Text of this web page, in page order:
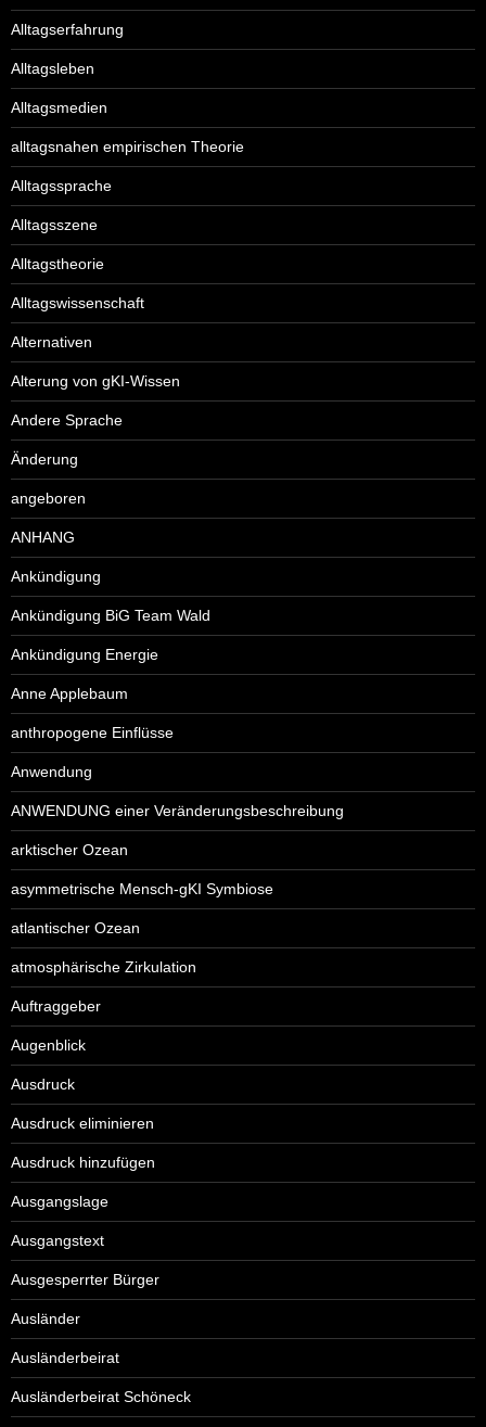
Alltagserfahrung
Alltagsleben
Alltagsmedien
alltagsnahen empirischen Theorie
Alltagssprache
Alltagsszene
Alltagstheorie
Alltagswissenschaft
Alternativen
Alterung von gKI-Wissen
Andere Sprache
Änderung
angeboren
ANHANG
Ankündigung
Ankündigung BiG Team Wald
Ankündigung Energie
Anne Applebaum
anthropogene Einflüsse
Anwendung
ANWENDUNG einer Veränderungsbeschreibung
arktischer Ozean
asymmetrische Mensch-gKI Symbiose
atlantischer Ozean
atmosphärische Zirkulation
Auftraggeber
Augenblick
Ausdruck
Ausdruck eliminieren
Ausdruck hinzufügen
Ausgangslage
Ausgangstext
Ausgesperrter Bürger
Ausländer
Ausländerbeirat
Ausländerbeirat Schöneck